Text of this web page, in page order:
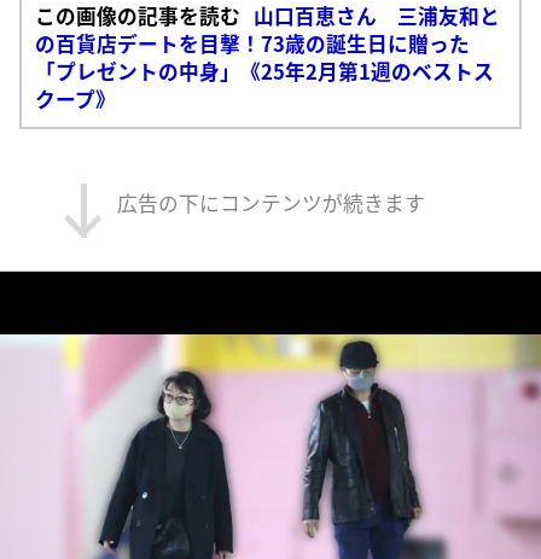
この画像の記事を読む 山口百恵さん 三浦友和と
の百貨店デートを目撃！73歳の誕生日に贈った
「プレゼントの中身」《25年2月第1週のベストス
クープ》
広告の下にコンテンツが続きます